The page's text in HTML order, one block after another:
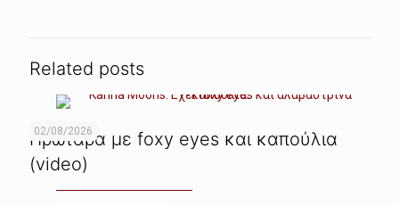
Related posts
02/08/2026
Πρωτάρα με foxy eyes και καπούλια
(video)